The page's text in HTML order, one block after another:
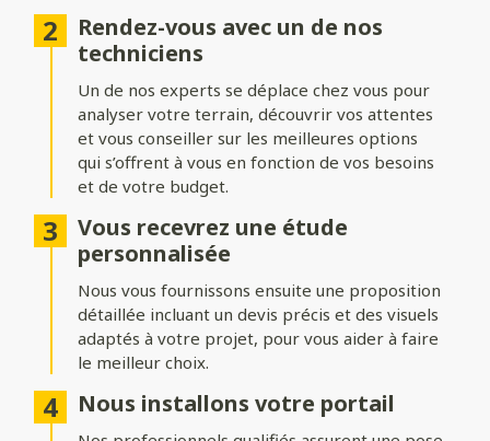
Ajoutez du style à votre entrée avec différentes formes de
portails :
dynamique.
Bombé ou bombé inversé: des courbes élégantes pour un
effet plus traditionnel.
Chapeau de gendarme ou chapeau de gendarme inversé
: une touche classique et raffinée.
Occultation
Adaptez le niveau d’intimité et d’aération de votre portail :
Portail plein: : pour une intimité maximale et une protection
Portail semi-ajouré
Rendez-vous avec un de nos
techniciens
Un de nos experts se déplace chez vous pour
analyser votre terrain, découvrir vos attentes
et vous conseiller sur les meilleures options
qui s’offrent à vous en fonction de vos besoins
et de votre budget.
Vous recevrez une étude
personnalisée
Nous vous fournissons ensuite une proposition
détaillée incluant un devis précis et des visuels
adaptés à votre projet, pour vous aider à faire
le meilleur choix.
Nous installons votre portail